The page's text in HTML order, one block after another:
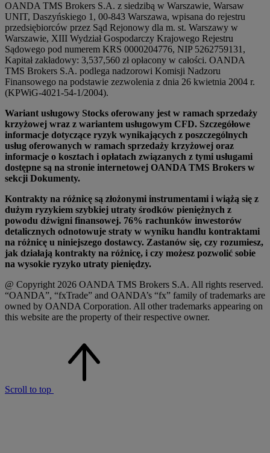
OANDA TMS Brokers S.A. z siedzibą w Warszawie, Warsaw
UNIT, Daszyńskiego 1, 00-843 Warszawa, wpisana do rejestru
przedsiębiorców przez Sąd Rejonowy dla m. st. Warszawy w
Warszawie, XIII Wydział Gospodarczy Krajowego Rejestru
Sądowego pod numerem KRS 0000204776, NIP 5262759131,
Kapitał zakładowy: 3,537,560 zł opłacony w całości. OANDA
TMS Brokers S.A. podlega nadzorowi Komisji Nadzoru
Finansowego na podstawie zezwolenia z dnia 26 kwietnia 2004 r.
(KPWiG-4021-54-1/2004).
Wariant usługowy Stocks oferowany jest w ramach sprzedaży
krzyżowej wraz z wariantem usługowym CFD. Szczegółowe
informacje dotyczące ryzyk wynikających z poszczególnych
usług oferowanych w ramach sprzedaży krzyżowej oraz
informacje o kosztach i opłatach związanych z tymi usługami
dostępne są na stronie internetowej OANDA TMS Brokers w
sekcji Dokumenty.
Kontrakty na różnicę są złożonymi instrumentami i wiążą się z
dużym ryzykiem szybkiej utraty środków pieniężnych z
powodu dźwigni finansowej. 76% rachunków inwestorów
detalicznych odnotowuje straty w wyniku handlu kontraktami
na różnicę u niniejszego dostawcy. Zastanów się, czy rozumiesz,
jak działają kontrakty na różnicę, i czy możesz pozwolić sobie
na wysokie ryzyko utraty pieniędzy.
@ Copyright 2026 OANDA TMS Brokers S.A. All rights reserved.
“OANDA”, “fxTrade” and OANDA’s “fx” family of trademarks are
owned by OANDA Corporation. All other trademarks appearing on
this website are the property of their respective owner.
Scroll to top